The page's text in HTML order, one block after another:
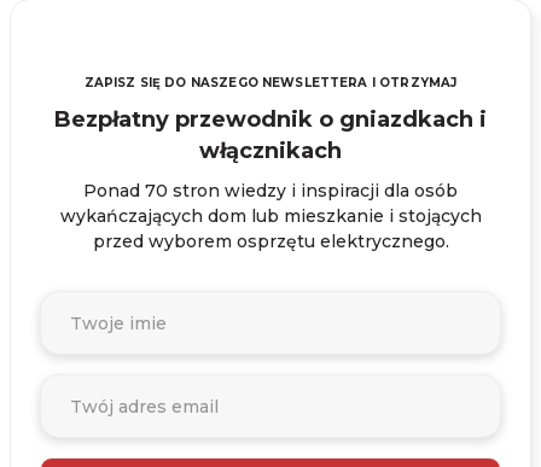
ZAPISZ SIĘ DO NASZEGO NEWSLETTERA I OTRZYMAJ
Bezpłatny przewodnik o gniazdkach i
włącznikach
Ponad 70 stron wiedzy i inspiracji dla osób
wykańczających dom lub mieszkanie i stojących
przed wyborem osprzętu elektrycznego.